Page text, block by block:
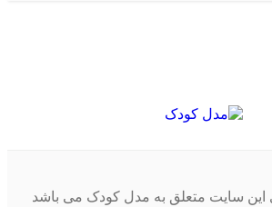
سایت متعلق به مدل کودک می باشد